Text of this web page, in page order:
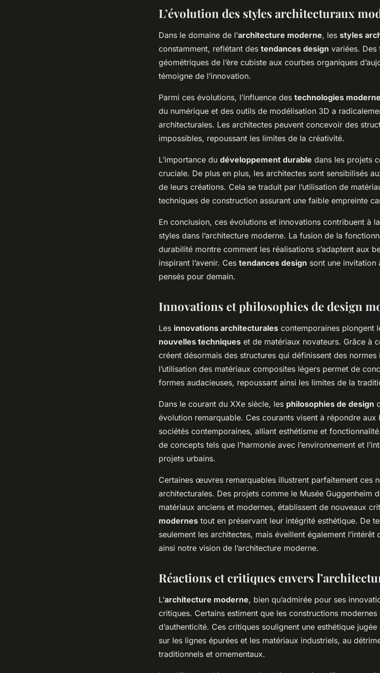
L’évolution des styles architecturaux
Dans le domaine de l’architecture moderne, les styles
constamment, reflétant des tendances design variées. Des
géométriques de l’ère cubiste aux courbes organiques
témoigne de l’innovation.
Parmi ces évolutions, l’influence des technologies
du numérique et des outils de modélisation 3D a
architecturales. Les architectes peuvent concevoir des
impossibles, repoussant les limites de la créativité.
L’importance du développement durable dans les projets
cruciale. De plus en plus, les architectes sont sensibilisés
de leurs créations. Cela se traduit par l’utilisation de
techniques de construction assurant une faible empreinte
En conclusion, ces évolutions et innovations contribuent à
styles dans l’architecture moderne. La fusion de la
durabilité montre comment les réalisations s’adaptent aux
inspirant l’avenir. Ces tendances design sont une invitation
pensés pour demain.
Innovations et philosophies de design
Les innovations architecturales contemporaines plongent
nouvelles techniques et de matériaux novateurs. Grâce à
créent désormais des structures qui définissent des normes
l’utilisation des matériaux composites légers permet de
formes audacieuses, repoussant ainsi les limites de la
Dans le courant du XXe siècle, les philosophies de design
évolution remarquable. Ces courants visent à répondre aux
sociétés contemporaines, alliant esthétisme et
de concepts tels que l’harmonie avec l’environnement et
projets urbains.
Certaines œuvres remarquables illustrent parfaitement ces
architecturales. Des projets comme le Musée Guggenheim
matériaux anciens et modernes, établissent de nouveaux
modernes tout en préservant leur intégrité esthétique. De
seulement les architectes, mais éveillent également
ainsi notre vision de l’architecture moderne.
Réactions et critiques envers
L’architecture moderne, bien qu’admirée pour ses
critiques. Certains estiment que les constructions
d’authenticité. Ces critiques soulignent une esthétique
sur les lignes épurées et les matériaux industriels, au
traditionnels et ornementaux.